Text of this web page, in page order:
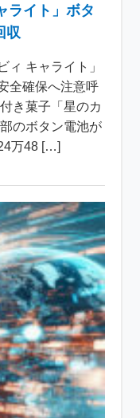
ライト」ボタ
収
ィ キャライト」
全確保へ注意呼
き菓子「星のカ
のボタン電池が
万48 […]